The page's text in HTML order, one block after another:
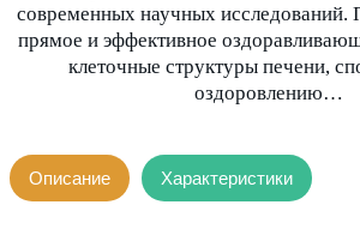
современных научных исследований.
прямое и эффективное
клеточные структуры печени,
оздоровлению…
Описание Характеристики